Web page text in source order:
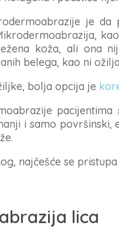
je
koža, ali ona
belega, kao ni
bolja opcija je
i samo površinski,
najčešće se
lica